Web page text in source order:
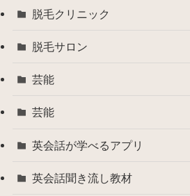
脱毛クリニック
脱毛サロン
芸能
芸能
英会話が学べるアプリ
英会話聞き流し教材